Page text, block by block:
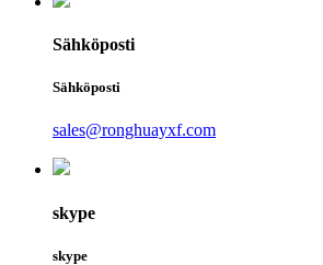
Sähköposti
Sähköposti
sales@ronghuayxf.com
skype
skype